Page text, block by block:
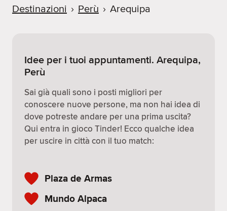
Destinazioni › Perù › Arequipa
Idee per i tuoi appuntamenti. Arequipa,
Perù
Sai già quali sono i posti migliori per
conoscere nuove persone, ma non hai idea di
dove potreste andare per una prima uscita?
Qui entra in gioco Tinder! Ecco qualche idea
per uscire in città con il tuo match:
Plaza de Armas
Mundo Alpaca